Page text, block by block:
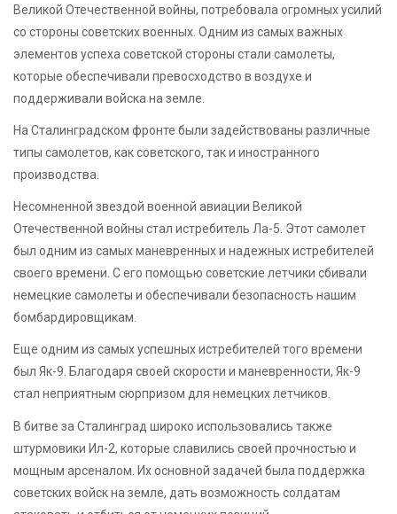
Великой Отечественной войны, потребовала огромных усилий
со стороны советских военных. Одним из самых важных
элементов успеха советской стороны стали самолеты,
которые обеспечивали превосходство в воздухе и
поддерживали войска на земле.
На Сталинградском фронте были задействованы различные
типы самолетов, как советского, так и иностранного
производства.
Несомненной звездой военной авиации Великой
Отечественной войны стал истребитель Ла-5. Этот самолет
был одним из самых маневренных и надежных истребителей
своего времени. С его помощью советские летчики сбивали
немецкие самолеты и обеспечивали безопасность нашим
бомбардировщикам.
Еще одним из самых успешных истребителей того времени
был Як-9. Благодаря своей скорости и маневренности, Як-9
стал неприятным сюрпризом для немецких летчиков.
В битве за Сталинград широко использовались также
штурмовики Ил-2, которые славились своей прочностью и
мощным арсеналом. Их основной задачей была поддержка
советских войск на земле, дать возможность солдатам